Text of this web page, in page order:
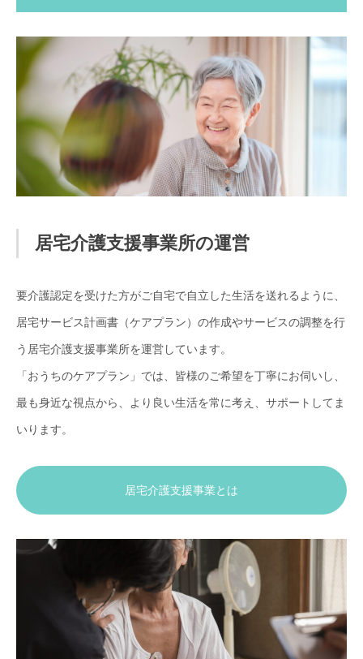
採用情報
お問い合わせ
居宅介護支援事業 拠点一覧 採用情報 柔軟な働き方
居宅介護支援事業所の運営
要介護認定を受けた方がご自宅で自立した生活を送れるように、
居宅サービス計画書（ケアプラン）の作成やサービスの調整を行
う居宅介護支援事業所を運営しています。
「おうちのケアプラン」では、皆様のご希望を丁寧にお伺いし、
最も身近な視点から、より良い生活を常に考え、サポートしてま
いります。
居宅介護支援事業とは